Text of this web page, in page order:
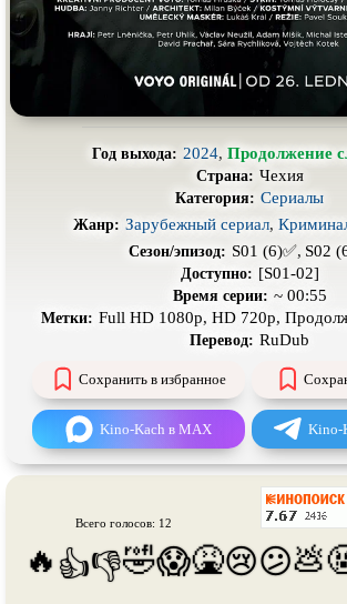
Про динозавров Про
Про животных Про зомби
Про инопланетян
Про
серийных
Про мафию
Про оборотней Про
Про подростков Про
Про
Про собак
Про снайперов Про
Про танки Про танцы
Про тюрьму Про
Про
катание
Про
Псевдодокументальный
Год выхода: 2024, Продолжение
Страна: Чехия
Категория: Сериалы
Жанр: Зарубежный сериал,
Сезон/эпизод: S01 (6)✅, S02
Доступно: [S01-02]
Время серии: ~ 00:55
Метки: Full HD 1080p, HD 720p,
Перевод: RuDub
Сохранить в избранное
Kino-Kach в MAX Kino-
Всего голосов: 12
🔥 👍👎🤣😱🤮😢😕💩